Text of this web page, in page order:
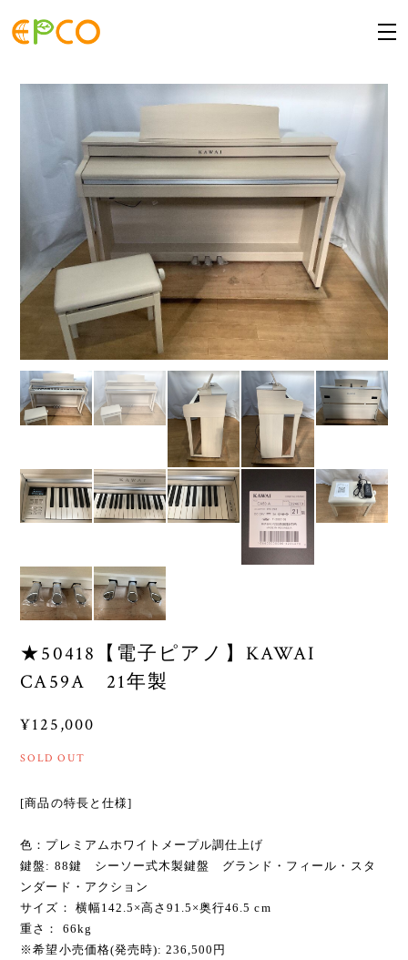
★50418【電子ピアノ】KAWAI
CA59A 21年製
¥125,000
SOLD OUT
[商品の特長と仕様]
色：プレミアムホワイトメープル調仕上げ
鍵盤: 88鍵 シーソー式木製鍵盤 グランド・フィール・スタ
ンダード・アクション
サイズ： 横幅142.5×高さ91.5×奥行46.5 cm
重さ： 66kg
※希望小売価格(発売時): 236,500円